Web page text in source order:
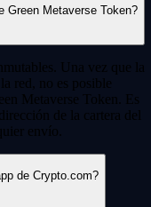
Green Metaverse Token?
Una vez que la
red, no es posible
Metaverse Token. Es
de la cartera del
envío.
de Crypto.com?